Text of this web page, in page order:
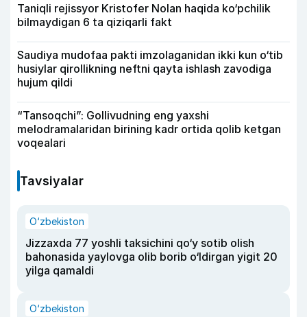
Taniqli rejissyor Kristofer Nolan haqida ko‘pchilik
bilmaydigan 6 ta qiziqarli fakt
Saudiya mudofaa pakti imzolaganidan ikki kun o‘tib
husiylar qirollikning neftni qayta ishlash zavodiga
hujum qildi
“Tansoqchi”: Gollivudning eng yaxshi
melodramalaridan birining kadr ortida qolib ketgan
voqealari
Tavsiyalar
O‘zbekiston
Jizzaxda 77 yoshli taksichini qo‘y sotib olish
bahonasida yaylovga olib borib o‘ldirgan yigit 20
yilga qamaldi
O‘zbekiston